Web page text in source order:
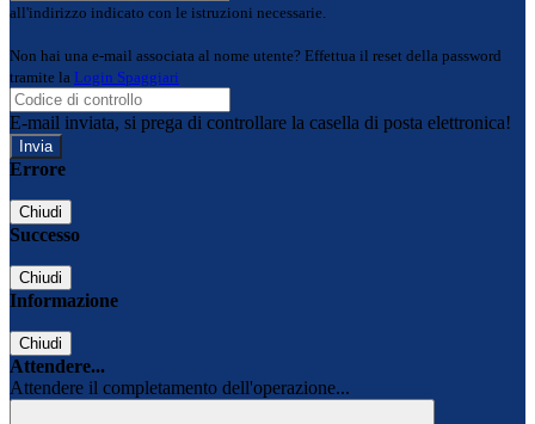
all'indirizzo indicato con le istruzioni necessarie.
Non hai una e-mail associata al nome utente? Effettua il reset della password
tramite la Login Spaggiari
E-mail inviata, si prega di controllare la casella di posta elettronica!
Errore
Chiudi
Successo
Chiudi
Informazione
Chiudi
Attendere...
Attendere il completamento dell'operazione...